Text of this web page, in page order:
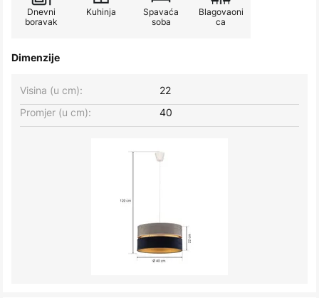
Dnevni
boravak
Kuhinja
Spavaća
soba
Blagovaoni
ca
Dimenzije
Visina (u cm):
22
Promjer (u cm):
40